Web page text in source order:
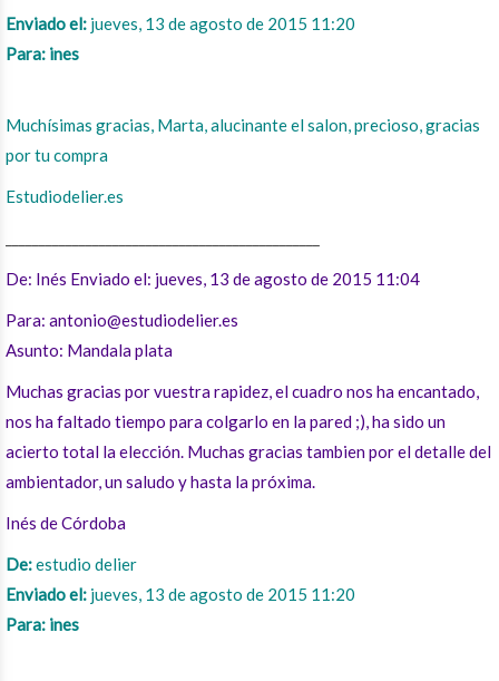
Enviado el: jueves, 13 de agosto de 2015 11:20
Para: ines
Muchísimas gracias, Marta, alucinante el salon, precioso, gracias
por tu compra
Estudiodelier.es
De: Inés Enviado el: jueves, 13 de agosto de 2015 11:04
Para: antonio@estudiodelier.es
Asunto: Mandala plata
Muchas gracias por vuestra rapidez, el cuadro nos ha encantado,
nos ha faltado tiempo para colgarlo en la pared ;), ha sido un
acierto total la elección. Muchas gracias tambien por el detalle del
ambientador, un saludo y hasta la próxima.
Inés de Córdoba
De:estudio delier
Enviado el: jueves, 13 de agosto de 2015 11:20
Para: ines